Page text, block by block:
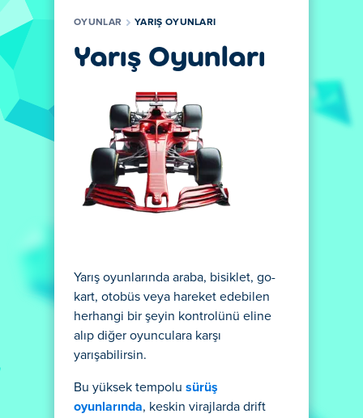
OYUNLAR YARIŞ OYUNLARI
Yarış Oyunları
Yarış oyunlarında araba, bisiklet, go-
kart, otobüs veya hareket edebilen
herhangi bir şeyin kontrolünü eline
alıp diğer oyunculara karşı
yarışabilirsin.
Bu yüksek tempolu sürüş
oyunlarında, keskin virajlarda drift